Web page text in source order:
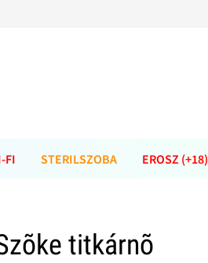
FI STERILSZOBA EROSZ (+18)
titkárnõ